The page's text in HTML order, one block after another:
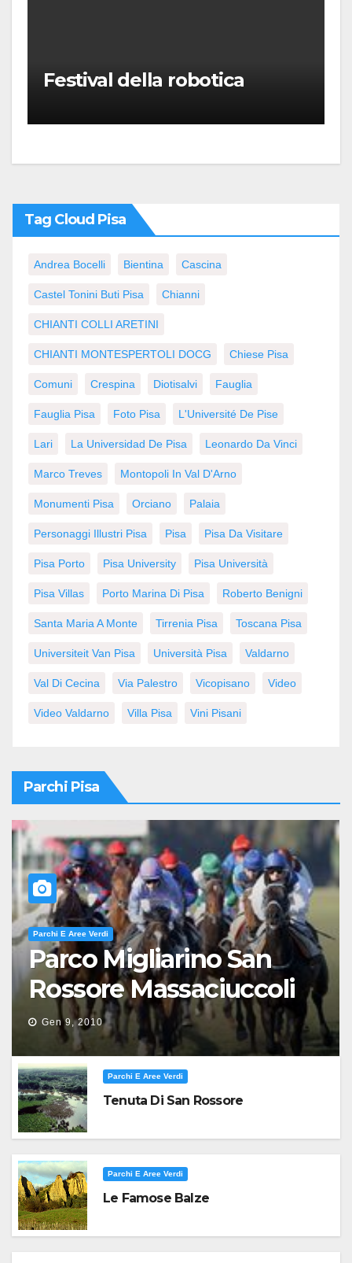
Festival della robotica
Tag Cloud Pisa
Andrea Bocelli Bientina Cascina
Castel Tonini Buti Pisa Chianni
CHIANTI COLLI ARETINI
CHIANTI MONTESPERTOLI DOCG Chiese Pisa
Comuni Crespina Diotisalvi Fauglia
Fauglia Pisa Foto Pisa L'Université De Pise
Lari La Universidad De Pisa Leonardo Da Vinci
Marco Treves Montopoli In Val D'Arno
Monumenti Pisa Orciano Palaia
Personaggi Illustri Pisa Pisa Pisa Da Visitare
Pisa Porto Pisa University Pisa Università
Pisa Villas Porto Marina Di Pisa Roberto Benigni
Santa Maria A Monte Tirrenia Pisa Toscana Pisa
Universiteit Van Pisa Università Pisa Valdarno
Val Di Cecina Via Palestro Vicopisano Video
Video Valdarno Villa Pisa Vini Pisani
Parchi Pisa
Parchi E Aree Verdi
Parco Migliarino San
Rossore Massaciuccoli
Gen 9, 2010
Parchi E Aree Verdi
Tenuta Di San Rossore
Parchi E Aree Verdi
Le Famose Balze